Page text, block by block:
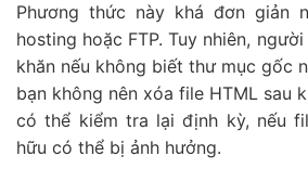
Phương thức này khá đơn giản
hosting hoặc FTP. Tuy nhiên,
khăn nếu không biết thư mục gốc
bạn không nên xóa file HTML sau
có thể kiểm tra lại định kỳ, nếu
hữu có thể bị ảnh hưởng.